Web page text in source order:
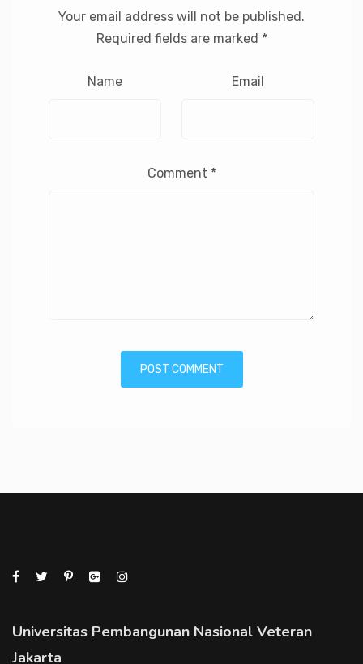
Your email address will not be published.
Required fields are marked *
Name Email
Comment *
Universitas Pembangunan Nasional Veteran
Jakarta